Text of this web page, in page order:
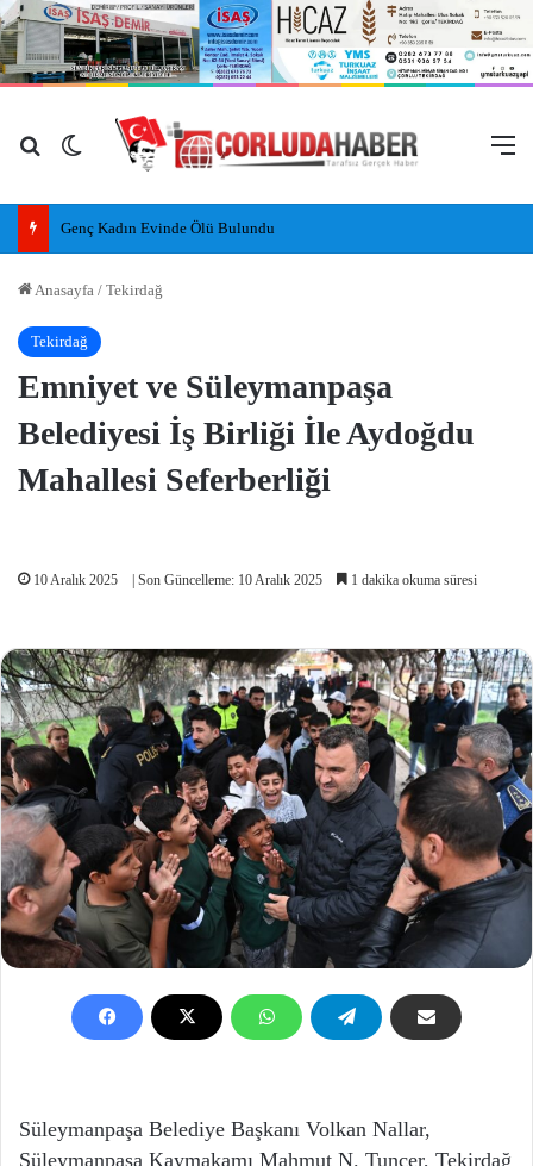
Arama yap ...
Dış görünümü değiştir
Genç Kadın Evinde Ölü Bulundu
Anasayfa / Tekirdağ
Tekirdağ
Emniyet ve Süleymanpaşa
Belediyesi İş Birliği İle Aydoğdu
Mahallesi Seferberliği
10 Aralık 2025 | Son Güncelleme: 10 Aralık 2025 1 dakika okuma süresi
Süleymanpaşa Belediye Başkanı Volkan Nallar,
Süleymanpaşa Kaymakamı Mahmut N. Tunçer, Tekirdağ